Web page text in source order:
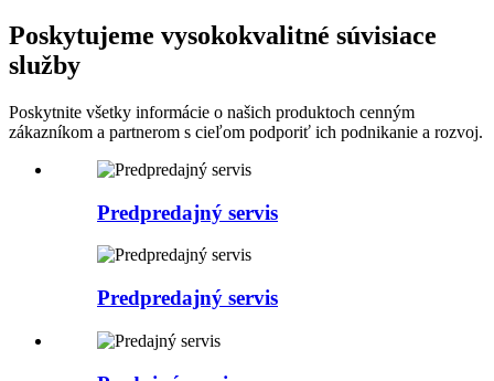
Poskytujeme vysokokvalitné súvisiace
služby
Poskytnite všetky informácie o našich produktoch cenným
zákazníkom a partnerom s cieľom podporiť ich podnikanie a rozvoj.
Predpredajný servis
Predpredajný servis